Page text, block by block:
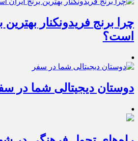
چرا برنج فریدونکنار بهترین
است؟
دوستان دیجیتالی شما در